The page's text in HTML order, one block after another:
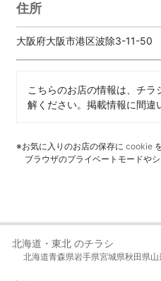
住所
大阪府大阪市港区波除3-11-50
こちらのお店の情報は、チ
解ください。掲載情報に間違
※お気に入りのお店の保存に cookie
ブラウザのプライベートモードや
北海道・東北 のチラシ
北海道青森県岩手県宮城県秋田県山